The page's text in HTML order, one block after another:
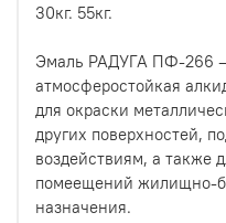
30кг. 55кг.
Эмаль РАДУГА ПФ-266 –
атмосферостойкая
для окраски
других поверхностей,
воздействиям, а также
помеещений жилищно-
назначения.